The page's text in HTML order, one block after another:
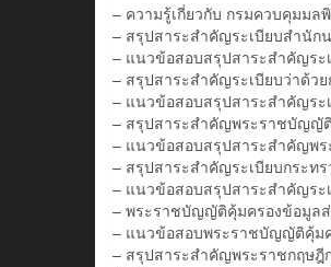
– ความรู้เกี่ยวกับ กรมควบคุมมล
– สรุปสาระสำคัญระเบียบสำนัก
– แนวข้อสอบสรุปสาระสำคัญระ
– สรุปสาระสำคัญระเบียบว่าด้ว
– แนวข้อสอบสรุปสาระสำคัญระ
– สรุปสาระสำคัญพระราชบัญญั
– แนวข้อสอบสรุปสาระสำคัญพ
– สรุปสาระสำคัญระเบียบกระท
– แนวข้อสอบสรุปสาระสำคัญระ
– พระราชบัญญัติคุ้มครองข้อมูล
– แนวข้อสอบพระราชบัญญัติคุ้ม
– สรุปสาระสำคัญพระราชกฤษฎี